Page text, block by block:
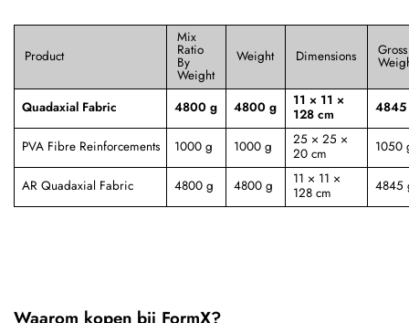
Product
Mix
Ratio
By
Weight
Weight Dimensions Gross
Quadaxial Fabric 4800 g 4800 g
11 × 11 ×
128 cm
4845
PVA Fibre Reinforcements 1000 g 1000 g
25 × 25 ×
20 cm
1050
AR Quadaxial Fabric 4800 g 4800 g
11 × 11 ×
128 cm
4845
Waarom kopen bij FormX?